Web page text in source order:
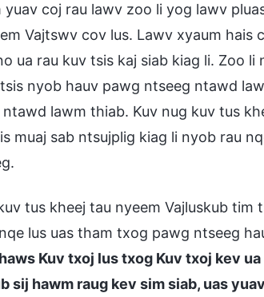
coj rau lawv zoo li yog lawv
Vajtswv cov lus. Lawv xyaum hais
ua rau kuv tsis kaj siab kiag li. Zoo li
nyob hauv pawg ntseeg ntawd
lawm thiab. Kuv nug kuv tus
muaj sab ntsujplig kiag li nyob rau
tus kheej tau nyeem Vajluskub tim
lus uas tham txog pawg ntseeg
Kuv txoj lus txog Kuv txoj kev
sij hawm raug kev sim siab, uas